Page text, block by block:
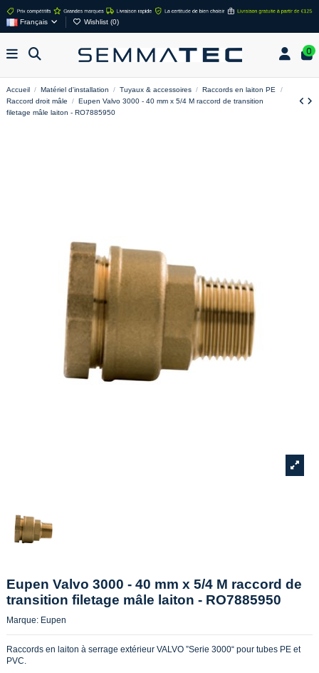
Français Wishlist (0)
0
Accueil Matériel d'installation Tuyaux & accessoires
Raccords en laiton PE
Raccord droit mâle
Eupen Valvo 3000 - 40 mm x 5/4 M raccord de transition
filetage mâle laiton - RO7885950
Eupen Valvo 3000 - 40 mm x 5/4 M raccord de
transition filetage mâle laiton - RO7885950
Marque: Eupen
Raccords en laiton à serrage extérieur VALVO ”Serie 3000“ pour tubes PE et
PVC.